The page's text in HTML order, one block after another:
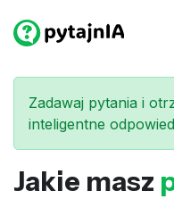
Zadawaj pytania i
inteligentne
Jakie masz